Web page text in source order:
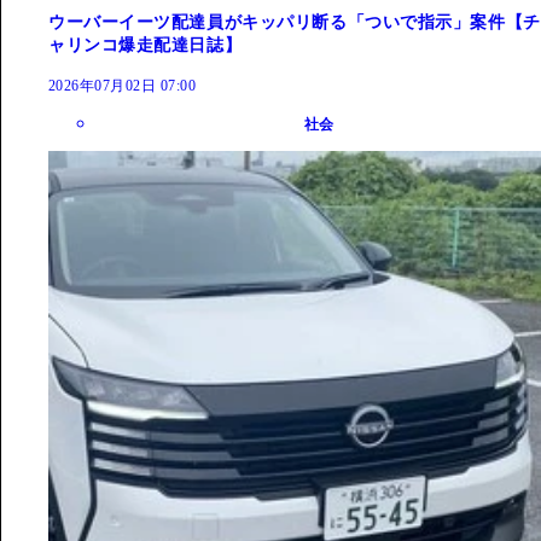
ウーバーイーツ配達員がキッパリ断る「ついで指示」案件【チ
ャリンコ爆走配達日誌】
2026年07月02日 07:00
社会